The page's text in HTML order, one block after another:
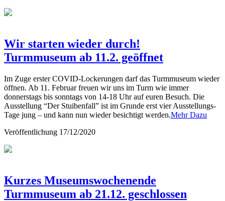
Wir starten wieder durch!
Turmmuseum ab 11.2. geöffnet
Im Zuge erster COVID-Lockerungen darf das Turmmuseum wieder
öffnen. Ab 11. Februar freuen wir uns im Turm wie immer
donnerstags bis sonntags von 14-18 Uhr auf euren Besuch. Die
Ausstellung “Der Stuibenfall” ist im Grunde erst vier Ausstellungs-
Tage jung – und kann nun wieder besichtigt werden.Mehr Dazu
Veröffentlichung 17/12/2020
Kurzes Museumswochenende
Turmmuseum ab 21.12. geschlossen